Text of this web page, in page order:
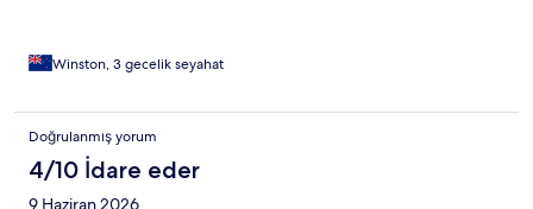
Winston, 3 gecelik seyahat
Doğrulanmış yorum
4/10 İdare eder
9 Haziran 2026